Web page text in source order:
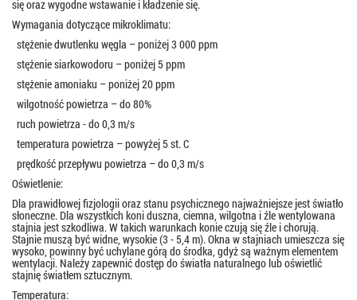
się oraz wygodne wstawanie i kładzenie się.
Wymagania dotyczące mikroklimatu:
 stężenie dwutlenku węgla – poniżej 3 000 ppm
 stężenie siarkowodoru – poniżej 5 ppm
 stężenie amoniaku – poniżej 20 ppm
 wilgotność powietrza – do 80%
 ruch powietrza - do 0,3 m/s
 temperatura powietrza – powyżej 5 st. C
 prędkość przepływu powietrza – do 0,3 m/s
Oświetlenie:
Dla prawidłowej fizjologii oraz stanu psychicznego najważniejsze jest światło
słoneczne. Dla wszystkich koni duszna, ciemna, wilgotna i źle wentylowana
stajnia jest szkodliwa. W takich warunkach konie czują się źle i chorują.
Stajnie muszą być widne, wysokie (3 - 5,4 m). Okna w stajniach umieszcza się
wysoko, powinny być uchylane górą do środka, gdyż są ważnym elementem
wentylacji. Należy zapewnić dostęp do światła naturalnego lub oświetlić
stajnię światłem sztucznym.
Temperatura: